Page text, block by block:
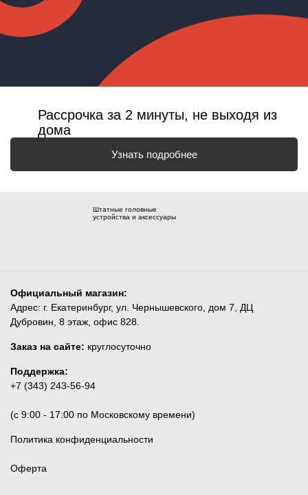
Рассрочка за 2 минуты, не выходя из
дома
Узнать подробнее
Штатные головные
устройства и аксессуары
Официальный магазин:
Адрес: г. Екатеринбург, ул. Чернышевского, дом 7, ДЦ
Дубровин, 8 этаж, офис 828.
Заказ на сайте: круглосуточно
Поддержка:
+7 (343) 243-56-94
(c 9:00 - 17:00 по Московскому времени)
Политика конфиденциальности
Оферта